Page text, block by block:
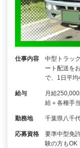
仕事内容
中型トラッ
ート配送を
で、1日平均
給与
月給
給＋各種手
勤務地 千葉県八千
応募資格
要準中型免
験の方もOK